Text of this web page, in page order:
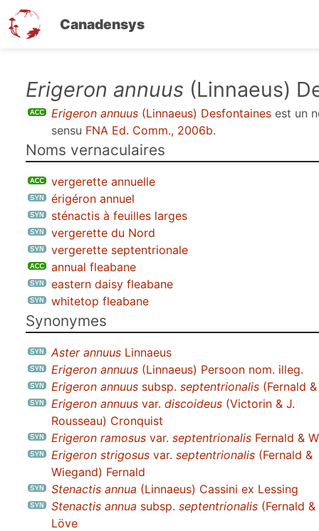
Canadensys
contenu
Erigeron annuus (Linnaeus)
Erigeron annuus (Linnaeus) Desfontaines est un
sensu FNA Ed. Comm., 2006b.
Noms vernaculaires
vergerette annuelle
érigéron annuel
sténactis à feuilles larges
vergerette du Nord
vergerette septentrionale
annual fleabane
eastern daisy fleabane
whitetop fleabane
Synonymes
Aster annuus Linnaeus
Erigeron annuus (Linnaeus) Persoon nom. illeg.
Erigeron annuus subsp. septentrionalis (Fernald
Erigeron annuus var. discoideus (Victorin & J.
Rousseau) Cronquist
Erigeron ramosus var. septentrionalis Fernald &
Erigeron strigosus var. septentrionalis (Fernald &
Wiegand) Fernald
Stenactis annua (Linnaeus) Cassini ex Lessing
Stenactis annua subsp. septentrionalis (Fernald
Löve